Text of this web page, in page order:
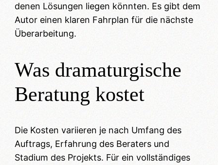
denen Lösungen liegen könnten. Es gibt dem
Autor einen klaren Fahrplan für die nächste
Überarbeitung.
Was dramaturgische
Beratung kostet
Die Kosten variieren je nach Umfang des
Auftrags, Erfahrung des Beraters und
Stadium des Projekts. Für ein vollständiges